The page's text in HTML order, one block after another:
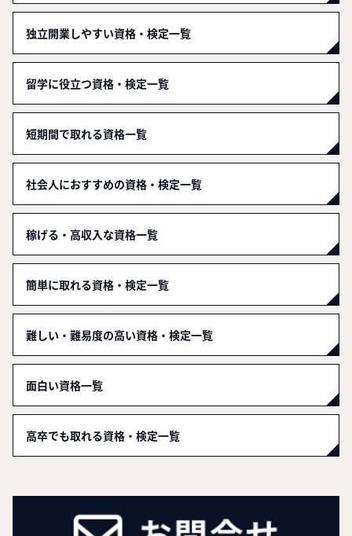
独立開業しやすい資格・検定一覧
留学に役立つ資格・検定一覧
短期間で取れる資格一覧
社会人におすすめの資格・検定一覧
稼げる・高収入な資格一覧
簡単に取れる資格・検定一覧
難しい・難易度の高い資格・検定一覧
面白い資格一覧
高卒でも取れる資格・検定一覧